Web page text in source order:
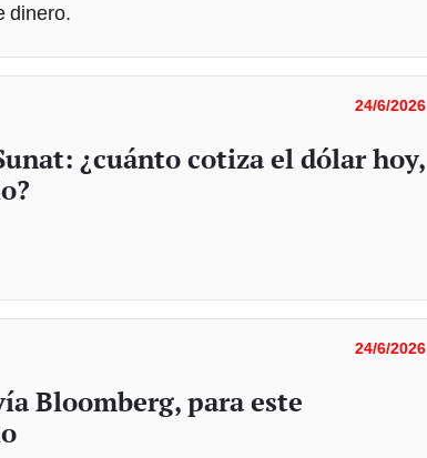
dinero.
24/6/2026
¿cuánto cotiza el dólar hoy,
24/6/2026
Bloomberg, para este